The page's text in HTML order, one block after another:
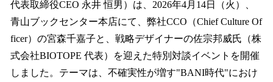
を
読
み
込
み
中
代表取締役CEO 永井 恒男）は、2026年4月14日（火）、
青山ブックセンター本店にて、弊社CCO（Chief Culture Of
ficer）の宮森千嘉子と、戦略デザイナーの佐宗邦威氏（株
式会社BIOTOPE 代表）を迎えた特別対談イベントを開催
しました。テーマは、不確実性が増す"BANI時代"におけ